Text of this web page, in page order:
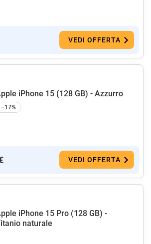
VEDI OFFERTA
iPhone 15 (128 GB) - Azzurro
−17%
VEDI OFFERTA
iPhone 15 Pro (128 GB) -
naturale